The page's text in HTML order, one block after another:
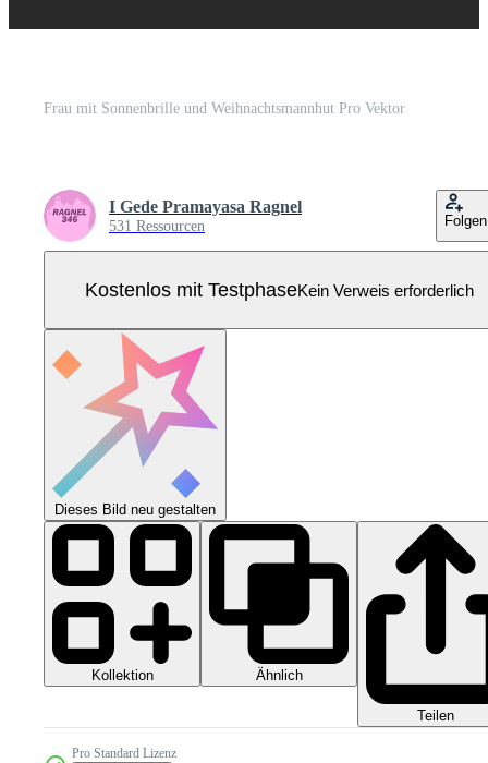
Frau mit Sonnenbrille und Weihnachtsmannhut Pro Vektor
I Gede Pramayasa Ragnel
531 Ressourcen Folgen
Kostenlos mit TestphaseKein Verweis erforderlich
Dieses Bild neu gestalten
Kollektion Ähnlich
Teilen
Pro Standard Lizenz